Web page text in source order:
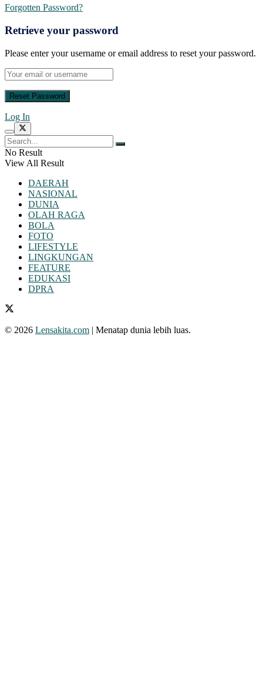
Forgotten Password?
Retrieve your password
Please enter your username or email address to reset your password.
Log In
No Result
View All Result
DAERAH
NASIONAL
DUNIA
OLAH RAGA
BOLA
FOTO
LIFESTYLE
LINGKUNGAN
FEATURE
EDUKASI
DPRA
© 2026 Lensakita.com | Menatap dunia lebih luas.